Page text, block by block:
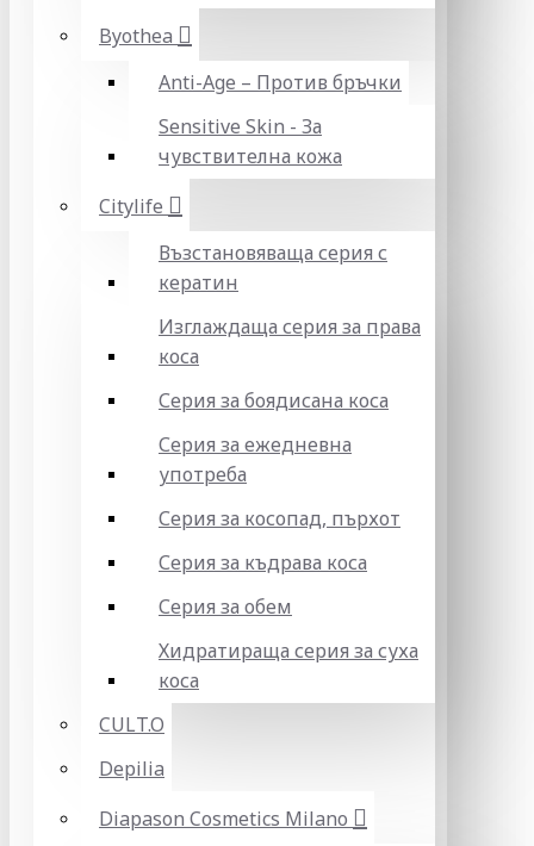
Byothea
Anti-Age – Против бръчки
Sensitive Skin - За
чувствителна кожа
Citylife
Възстановяваща серия с
кератин
Изглаждаща серия за права
коса
Серия за боядисана коса
Серия за ежедневна
употреба
Серия за косопад, пърхот
Серия за къдрава коса
Серия за обем
Хидратираща серия за суха
коса
CULT.O
Depilia
Diapason Cosmetics Milano